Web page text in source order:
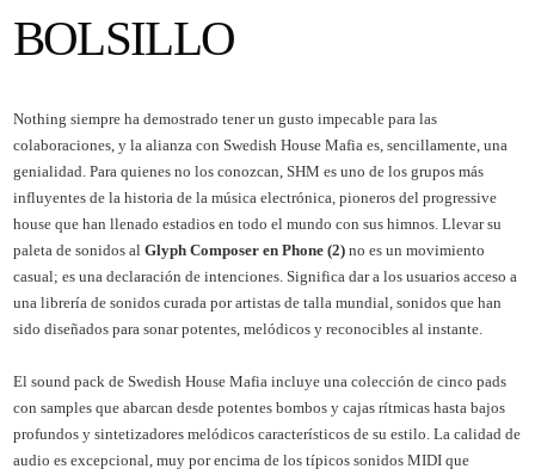
BOLSILLO
Nothing siempre ha demostrado tener un gusto impecable para las
colaboraciones, y la alianza con Swedish House Mafia es, sencillamente, una
genialidad. Para quienes no los conozcan, SHM es uno de los grupos más
influyentes de la historia de la música electrónica, pioneros del progressive
house que han llenado estadios en todo el mundo con sus himnos. Llevar su
paleta de sonidos al Glyph Composer en Phone (2)no es un movimiento
casual; es una declaración de intenciones. Significa dar a los usuarios acceso a
una librería de sonidos curada por artistas de talla mundial, sonidos que han
sido diseñados para sonar potentes, melódicos y reconocibles al instante.
El sound pack de Swedish House Mafia incluye una colección de cinco pads
con samples que abarcan desde potentes bombos y cajas rítmicas hasta bajos
profundos y sintetizadores melódicos característicos de su estilo. La calidad de
audio es excepcional, muy por encima de los típicos sonidos MIDI que